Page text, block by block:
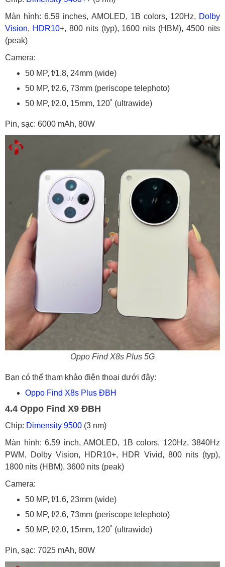
Màn hình: 6.59 inches, AMOLED, 1B colors, 120Hz, Dolby
Vision, HDR10+, 800 nits (typ), 1600 nits (HBM), 4500 nits
(peak)
Camera:
50 MP, f/1.8, 24mm (wide)
50 MP, f/2.6, 73mm (periscope telephoto)
50 MP, f/2.0, 15mm, 120˚ (ultrawide)
Pin, sạc: 6000 mAh, 80W
Oppo Find X8s Plus 5G
Bạn có thể tham khảo điện thoại dưới đây:
Oppo Find X8s Plus ĐBH
4.4 Oppo Find X9 ĐBH
Chip: Dimensity 9500 (3 nm)
Màn hình: 6.59 inch, AMOLED, 1B colors, 120Hz, 3840Hz
PWM, Dolby Vision, HDR10+, HDR Vivid, 800 nits (typ),
1800 nits (HBM), 3600 nits (peak)
Camera:
50 MP, f/1.6, 23mm (wide)
50 MP, f/2.6, 73mm (periscope telephoto)
50 MP, f/2.0, 15mm, 120˚ (ultrawide)
Pin, sạc: 7025 mAh, 80W